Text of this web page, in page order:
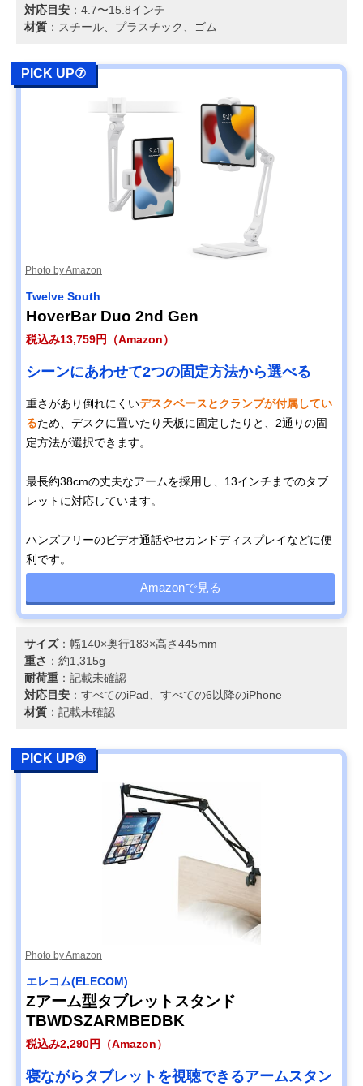
対応目安 ：4.7〜15.8インチ
材質 ：スチール、プラスチック、ゴム
PICK UP⑦
Photo by Amazon
Twelve South
HoverBar Duo 2nd Gen
税込み13,759円（Amazon）
シーンにあわせて2つの固定方法から選べる
重さがあり倒れにくいデスクベースとクランプが付属してい
るため、デスクに置いたり天板に固定したりと、2通りの固
定方法が選択できます。
最長約38cmの丈夫なアームを採用し、13インチまでのタブ
レットに対応しています。
ハンズフリーのビデオ通話やセカンドディスプレイなどに便
利です。
Amazonで見る
サイズ：幅140×奥行183×高さ445mm
重さ ：約1,315g
耐荷重 ：記載未確認
対応目安 ：すべてのiPad、すべての6以降のiPhone
材質 ：記載未確認
PICK UP⑧
Photo by Amazon
エレコム(ELECOM)
Zアーム型タブレットスタンド
TBWDSZARMBEDBK
税込み2,290円（Amazon）
寝ながらタブレットを視聴できるアームスタン